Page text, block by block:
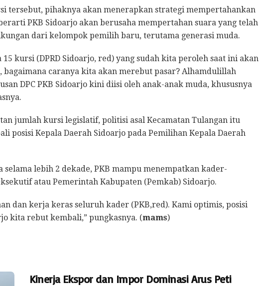
tersebut, pihaknya akan menerapkan strategi mempertahankan
PKB Sidoarjo akan berusaha mempertahan suara yang telah
dari kelompok pemilih baru, terutama generasi muda.
kursi (DPRD Sidoarjo, red) yang sudah kita peroleh saat ini akan
bagaimana caranya kita akan merebut pasar? Alhamdulillah
DPC PKB Sidoarjo kini diisi oleh anak-anak muda, khususnya
jumlah kursi legislatif, politisi asal Kecamatan Tulangan itu
posisi Kepala Daerah Sidoarjo pada Pemilihan Kepala Daerah
selama lebih 2 dekade, PKB mampu menempatkan kader-
atau Pemerintah Kabupaten (Pemkab) Sidoarjo.
dan kerja keras seluruh kader (PKB,red). Kami optimis, posisi
kita rebut kembali,” pungkasnya. (mams)
Kinerja Ekspor dan Impor Dominasi Arus Peti